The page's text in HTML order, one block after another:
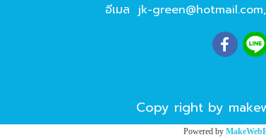
อีเมล jk-green@hotmail.com,
Copy right by
Powered by